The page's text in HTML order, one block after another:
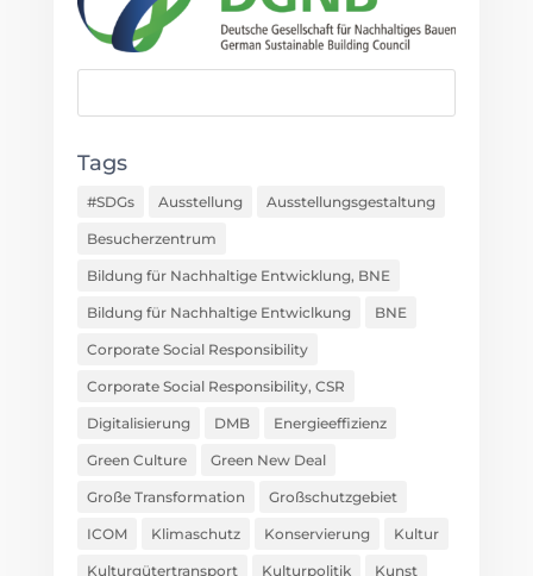
Tags
#SDGs Ausstellung Ausstellungsgestaltung
Besucherzentrum
Bildung für Nachhaltige Entwicklung, BNE
Bildung für Nachhaltige Entwiclkung BNE
Corporate Social Responsibility
Corporate Social Responsibility, CSR
Digitalisierung DMB Energieeffizienz
Green Culture Green New Deal
Große Transformation Großschutzgebiet
ICOM Klimaschutz Konservierung Kultur
Kulturgütertransport Kulturpolitik Kunst